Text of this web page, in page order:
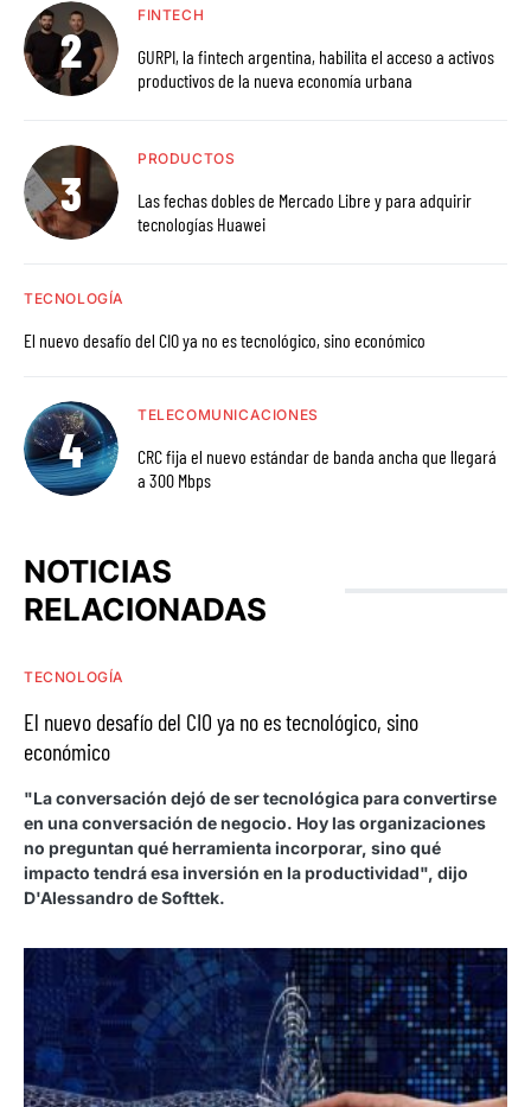
FINTECH
GURPI, la fintech argentina, habilita el acceso a activos
productivos de la nueva economía urbana
PRODUCTOS
Las fechas dobles de Mercado Libre y para adquirir
tecnologías Huawei
TECNOLOGÍA
El nuevo desafío del CIO ya no es tecnológico, sino económico
TELECOMUNICACIONES
CRC fija el nuevo estándar de banda ancha que llegará
a 300 Mbps
NOTICIAS
RELACIONADAS
TECNOLOGÍA
El nuevo desafío del CIO ya no es tecnológico, sino
económico
"La conversación dejó de ser tecnológica para convertirse
en una conversación de negocio. Hoy las organizaciones
no preguntan qué herramienta incorporar, sino qué
impacto tendrá esa inversión en la productividad", dijo
D'Alessandro de Softtek.